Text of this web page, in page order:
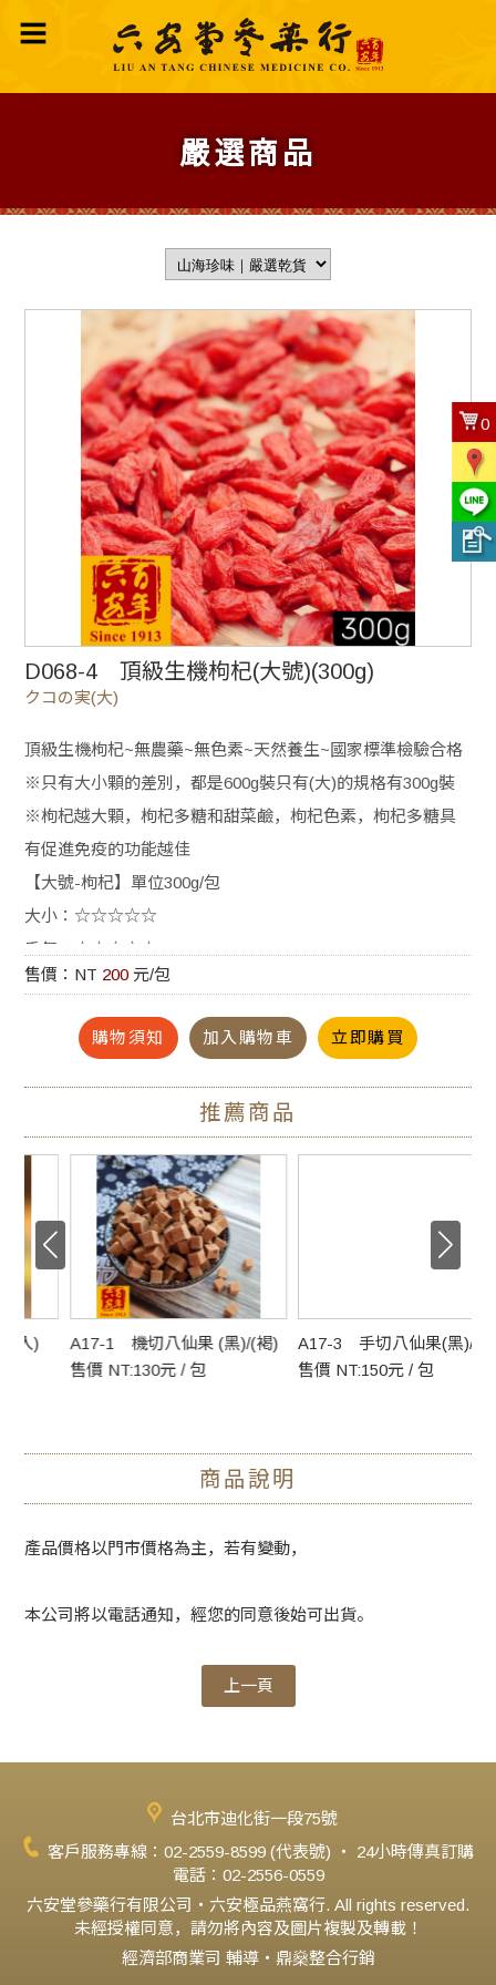
嚴選商品
0
D068-4 頂級生機枸杞(大號)(300g)
クコの実(大)
頂級生機枸杞~無農藥~無色素~天然養生~國家標準檢驗合格
※只有大小顆的差別，都是600g裝只有(大)的規格有300g裝
※枸杞越大顆，枸杞多糖和甜菜鹼，枸杞色素，枸杞多糖具
有促進免疫的功能越佳
【大號-枸杞】單位300g/包
大小：☆☆☆☆☆
香氣：☆☆☆☆☆
甜度：☆☆☆☆☆
寧夏枸杞 聞名天下 天然生機 果粒飽滿 清香甘甜 果肉軟Ｑ
質、過篩分級、選色、烘乾、人工挑選、包裝、運送、層層
把關。
枸杞子含有豐富的胡蘿蔔素、多種維生素和鈣、鐵等健康的
必需營養物質，俗稱「明眼子」。
※枸杞在常溫運送過程中，可能因溫度不夠低而釋出糖份
（天然糖份）黏在一起，是正常現象，請安心食用。
售價：NT 200 元/包
購物須知 加入購物車 立即購買
推薦商品
A17-1 機切八仙果 (黑)/(褐)
售價 NT:130元 / 包
A17-3 手切八仙果(黑)/(褐)
售價 NT:150元 / 包
商品說明
產品價格以門市價格為主，若有變動，
本公司將以電話通知，經您的同意後始可出貨。
上一頁
台北市迪化街一段75號
客戶服務專線：02-2559-8599 (代表號) ‧ 24小時傳真訂購
電話：02-2556-0559
六安堂參藥行有限公司‧六安極品燕窩行. All rights reserved.
未經授權同意，請勿將內容及圖片複製及轉載！
經濟部商業司 輔導‧鼎燊整合行銷